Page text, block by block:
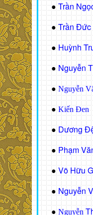
● Trần
● Trần Đức
● Huỳnh
● Nguyễn
● Nguyễn
● Kiến Đen
● Dương
● Phạm
● Võ Hữu
● Nguyễn
● Nguyễn